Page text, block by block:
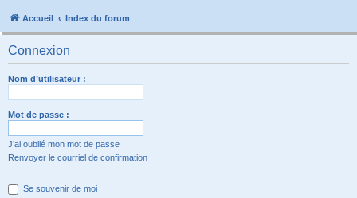
Accueil Index du forum
Connexion
Nom d’utilisateur :
Mot de passe :
J’ai oublié mon mot de passe
Renvoyer le courriel de confirmation
Se souvenir de moi